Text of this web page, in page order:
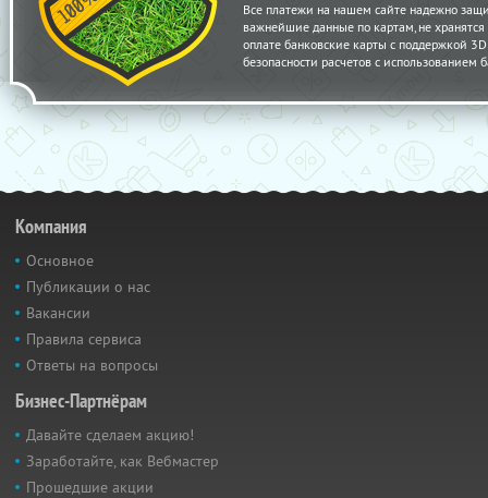
Все платежи на нашем сайте надежно
важнейшие данные по картам, не
оплате банковские карты с поддержкой
безопасности расчетов с использованием
Компания
Основное
Публикации о нас
Вакансии
Правила сервиса
Ответы на вопросы
Бизнес-Партнёрам
Давайте сделаем акцию!
Заработайте, как Вебмастер
Прошедшие акции